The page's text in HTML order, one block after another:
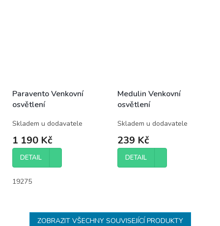
Paravento Venkovní
osvětlení
Skladem u dodavatele
1 190 Kč
DETAIL
19275
Medulin Venkovní
osvětlení
Skladem u dodavatele
239 Kč
DETAIL
ZOBRAZIT VŠECHNY SOUVISEJÍCÍ PRODUKTY